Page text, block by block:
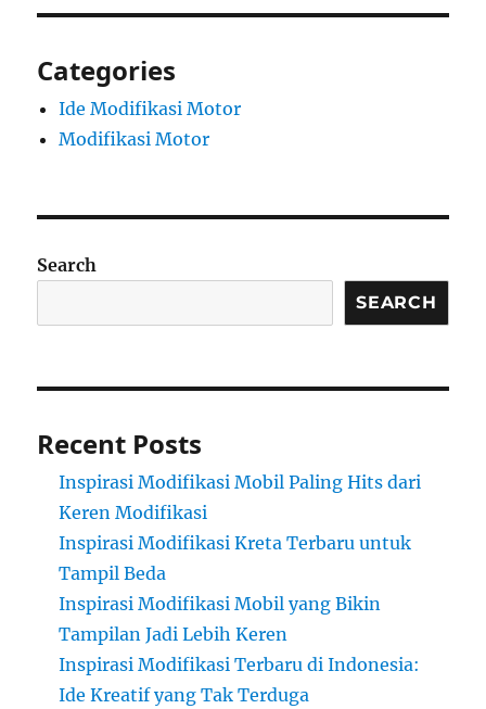
Categories
Ide Modifikasi Motor
Modifikasi Motor
Search
SEARCH
Recent Posts
Inspirasi Modifikasi Mobil Paling Hits dari
Keren Modifikasi
Inspirasi Modifikasi Kreta Terbaru untuk
Tampil Beda
Inspirasi Modifikasi Mobil yang Bikin
Tampilan Jadi Lebih Keren
Inspirasi Modifikasi Terbaru di Indonesia:
Ide Kreatif yang Tak Terduga